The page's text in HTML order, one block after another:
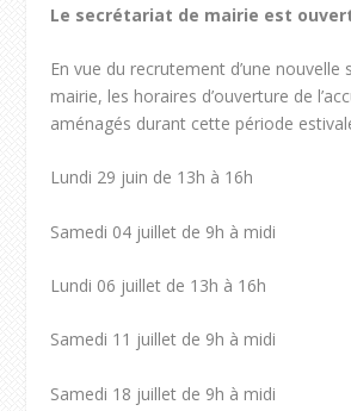
Le secrétariat de mairie est
En vue du recrutement d’une nouvelle
mairie, les horaires d’ouverture de
aménagés durant cette période
Lundi 29 juin de 13h à 16h
Samedi 04 juillet de 9h à midi
Lundi 06 juillet de 13h à 16h
Samedi 11 juillet de 9h à midi
Samedi 18 juillet de 9h à midi